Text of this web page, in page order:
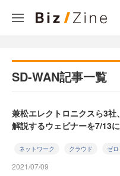
SD-WAN記事一覧
兼松エレクトロニクスら3社
解説するウェビナーを7/13
ネットワーク クラウド ゼロ
2021/07/09